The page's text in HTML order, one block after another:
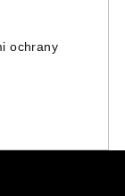
ochrany